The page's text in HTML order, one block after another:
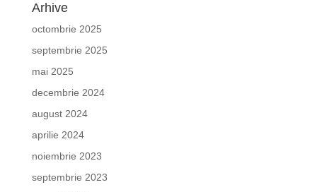
Arhive
octombrie 2025
septembrie 2025
mai 2025
decembrie 2024
august 2024
aprilie 2024
noiembrie 2023
septembrie 2023